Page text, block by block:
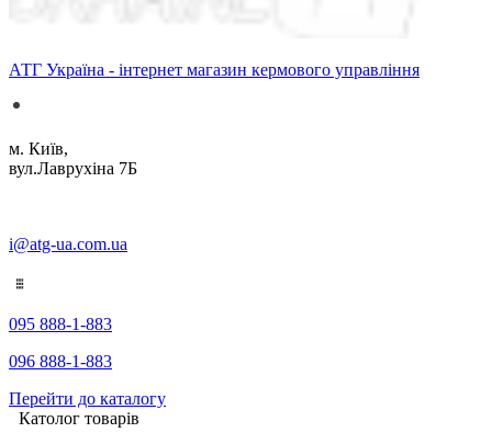
АТГ Україна - інтернет магазин кермового управління
м. Київ,
вул.Лаврухіна 7Б
i@atg-ua.com.ua
095 888-1-883
096 888-1-883
Перейти до каталогу
Католог товарів